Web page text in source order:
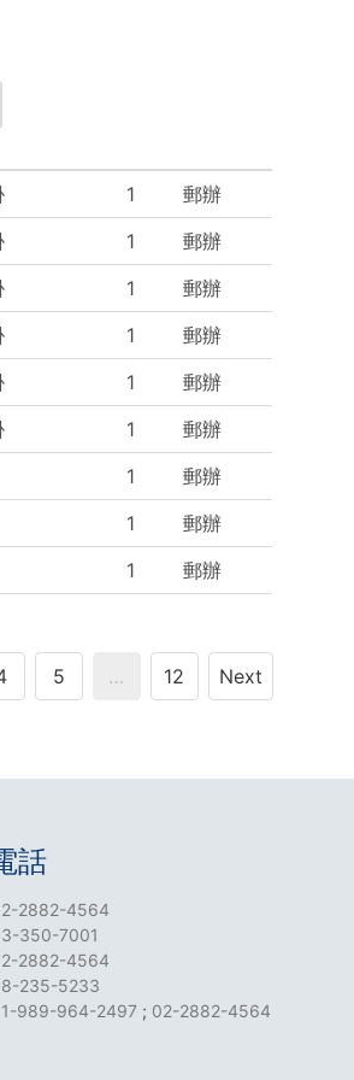
1
郵辦
1
郵辦
1
郵辦
1
郵辦
1
郵辦
1
郵辦
1
郵辦
1
郵辦
1
郵辦
5 … 12 Next
話
2882-4564
350-7001
2882-4564
235-5233
989-964-2497 ; 02-2882-4564